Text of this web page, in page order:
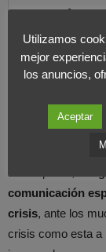
Ante
Un
las empresa,
comunicación
crisis, ante los
crisis como esta a
Utilizamos
mejor
los anuncios,
Aceptar